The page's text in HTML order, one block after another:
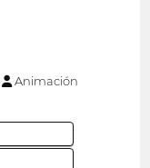
Animación